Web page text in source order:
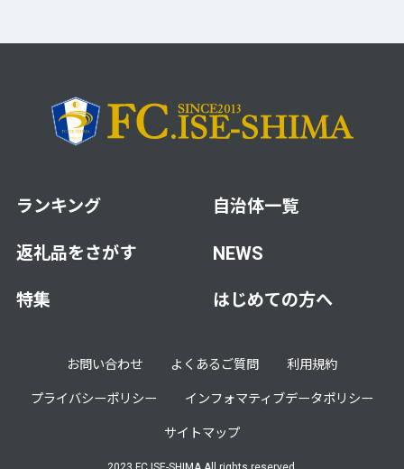
ランキング
返礼品をさがす
特集
自治体一覧
NEWS
はじめての方へ
お問い合わせ よくあるご質問
利用規約
プライバシーポリシー
インフォマティブデータポリシー
サイトマップ